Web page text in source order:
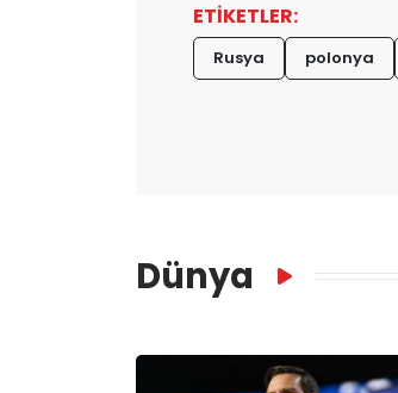
ETİKETLER:
Rusya polonya
Dünya